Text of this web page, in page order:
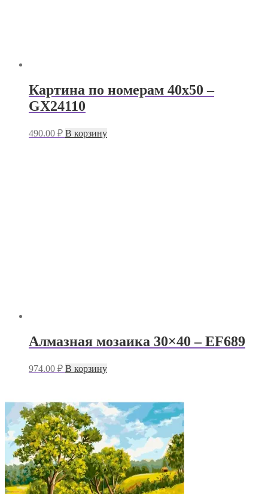
Картина по номерам 40х50 –
GX24110
490.00 ₽ В корзину
Алмазная мозаика 30×40 – EF689
974.00 ₽ В корзину